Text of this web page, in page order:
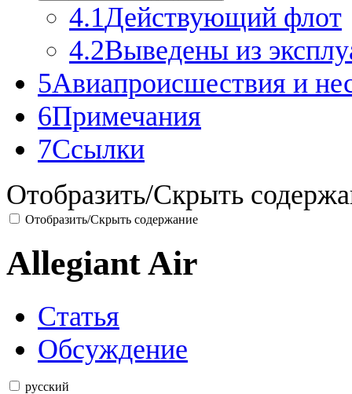
4.1Действующий флот
4.2Выведены из
5Авиапроисшествия и
6Примечания
7Ссылки
Отобразить/Скрыть
Отобразить/Скрыть содержание
Allegiant Air
Статья
Обсуждение
русский